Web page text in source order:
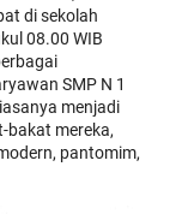
di sekolah
08.00 WIB
SMP N 1
menjadi
bakat mereka,
pantomim,